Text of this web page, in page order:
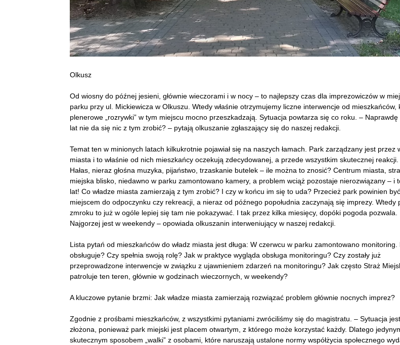
Olkusz
Od wiosny do późnej jesieni, głównie wieczorami i w nocy – to najlepszy czas dla imprezowiczów w
parku przy ul. Mickiewicza w Olkuszu. Wtedy właśnie otrzymujemy liczne interwencje od mieszkańców,
plenerowe „rozrywki” w tym miejscu mocno przeszkadzają. Sytuacja powtarza się co roku. – Naprawdę
lat nie da się nic z tym zrobić? – pytają olkuszanie zgłaszający się do naszej redakcji.
Temat ten w minionych latach kilkukrotnie pojawiał się na naszych łamach. Park zarządzany jest przez
miasta i to właśnie od nich mieszkańcy oczekują zdecydowanej, a przede wszystkim skutecznej reakcji.
Hałas, nieraz głośna muzyka, pijaństwo, trzaskanie butelek – ile można to znosić? Centrum miasta,
miejska blisko, niedawno w parku zamontowano kamery, a problem wciąż pozostaje nierozwiązany – i
lat! Co władze miasta zamierzają z tym zrobić? I czy w końcu im się to uda? Przecież park powinien być
miejscem do odpoczynku czy rekreacji, a nieraz od późnego popołudnia zaczynają się imprezy. Wtedy
zmroku to już w ogóle lepiej się tam nie pokazywać. I tak przez kilka miesięcy, dopóki pogoda pozwala.
Najgorzej jest w weekendy – opowiada olkuszanin interweniujący w naszej redakcji.
Lista pytań od mieszkańców do władz miasta jest długa: W czerwcu w parku zamontowano monitoring.
obsługuje? Czy spełnia swoją rolę? Jak w praktyce wygląda obsługa monitoringu? Czy zostały już
przeprowadzone interwencje w związku z ujawnieniem zdarzeń na monitoringu? Jak często Straż
patroluje ten teren, głównie w godzinach wieczornych, w weekendy?
A kluczowe pytanie brzmi: Jak władze miasta zamierzają rozwiązać problem głównie nocnych imprez?
Zgodnie z prośbami mieszkańców, z wszystkimi pytaniami zwróciliśmy się do magistratu. – Sytuacja jest
złożona, ponieważ park miejski jest placem otwartym, z którego może korzystać każdy. Dlatego
skutecznym sposobem „walki” z osobami, które naruszają ustalone normy współżycia społecznego